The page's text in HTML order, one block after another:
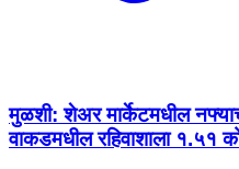
मुळशी: शेअर मार्केटमधील
वाकडमधील रहिवाशाला १.५१